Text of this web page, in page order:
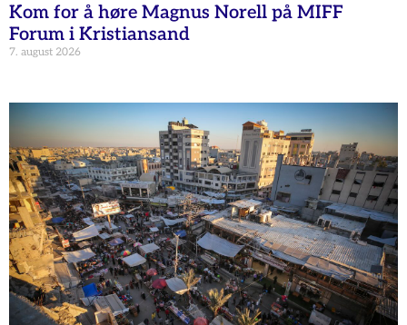
Kom for å høre Magnus Norell på MIFF
Forum i Kristiansand
7. august 2026